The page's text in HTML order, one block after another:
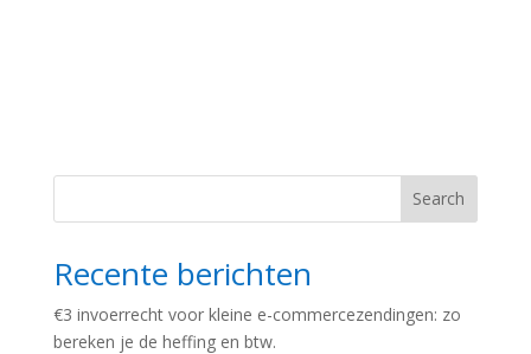
Search
Recente berichten
€3 invoerrecht voor kleine e-commercezendingen: zo
bereken je de heffing en btw.